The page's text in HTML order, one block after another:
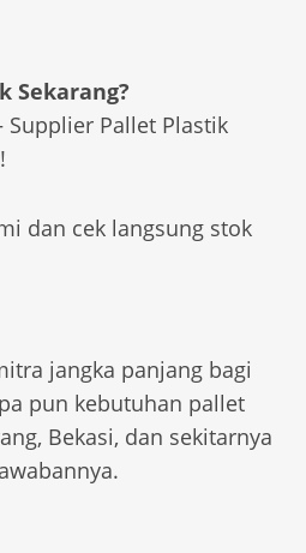
Sekarang?
Supplier Pallet Plastik
dan cek langsung stok
jangka panjang bagi
pun kebutuhan pallet
Bekasi, dan sekitarnya